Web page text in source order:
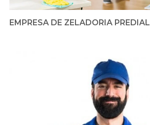
EMPRESA DE ZELADORIA PREDIAL